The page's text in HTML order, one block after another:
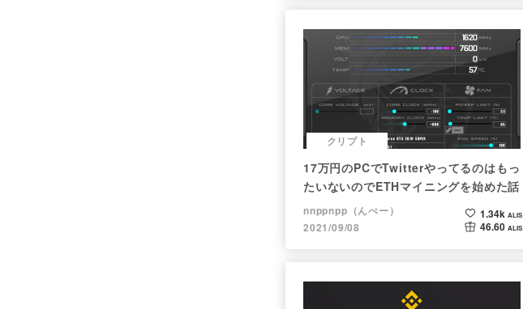
クリプト
17万円のPCでTwitterやってるのはもっ
たいないのでETHマイニングを始めた話
nnppnpp（んぺー）
2021/09/08
1.34k ALIS
46.60 ALIS